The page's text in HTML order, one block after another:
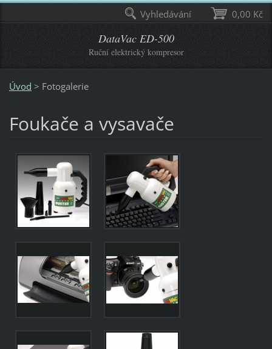
DataVac ED-500
Ruční elektrický kompresor
Úvod > Fotogalerie
Foukače a vysavače
0,00 Kč
Vyhledávání